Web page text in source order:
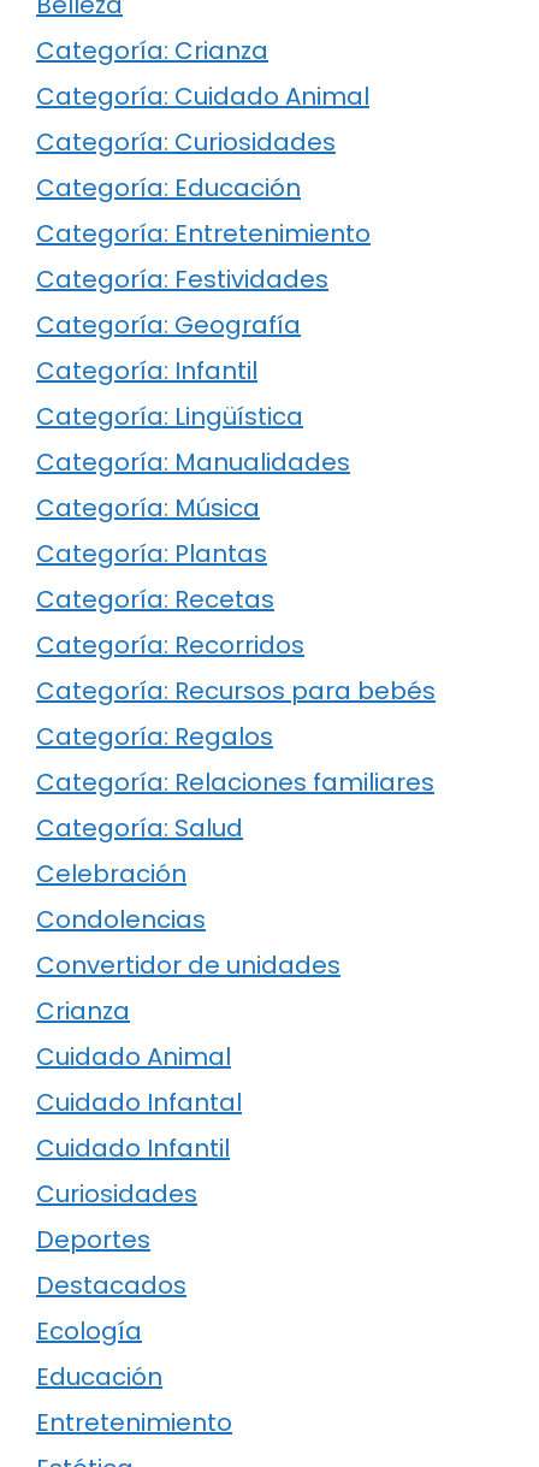
Categoría: Crianza
Categoría: Cuidado Animal
Categoría: Curiosidades
Categoría: Educación
Categoría: Entretenimiento
Categoría: Festividades
Categoría: Geografía
Categoría: Infantil
Categoría: Lingüística
Categoría: Manualidades
Categoría: Música
Categoría: Plantas
Categoría: Recetas
Categoría: Recorridos
Categoría: Recursos para bebés
Categoría: Regalos
Categoría: Relaciones familiares
Categoría: Salud
Celebración
Condolencias
Convertidor de unidades
Crianza
Cuidado Animal
Cuidado Infantal
Cuidado Infantil
Curiosidades
Deportes
Destacados
Ecología
Educación
Entretenimiento